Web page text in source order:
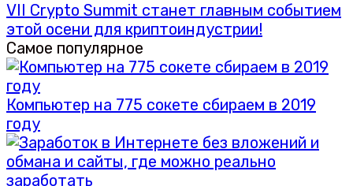
VII Crypto Summit станет главным событием
этой осени для криптоиндустрии!
Самое популярное
Компьютер на 775 сокете сбираем в 2019
году